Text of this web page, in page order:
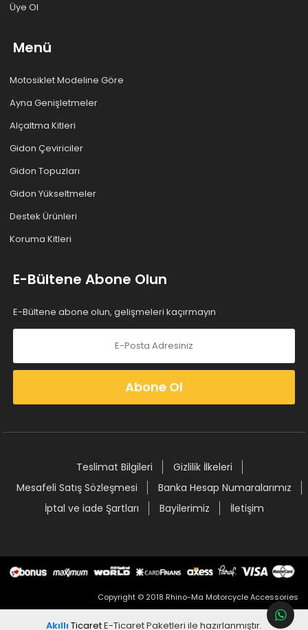
Üye Ol
Menü
Motosiklet Modeline Göre
Ayna Genişletmeler
Alçaltma Kitleri
Gidon Çeviriciler
Gidon Topuzları
Gidon Yükseltmeler
Destek Ürünleri
Koruma Kitleri
E-Bültene Abone Olun
E-Bültene abone olun, gelişmeleri kaçırmayın
Abone Ol
Teslimat Bilgileri
Gizlilik İlkeleri
Mesafeli Satış Sözleşmesi
Banka Hesap Numaralarımız
İptal ve iade Şartları
Bayilerimiz İletişim
Copyright © 2018 Rhino-Ma Motorcycle Accessories
Akıllı TicaretE-Ticaret Paketleri ile hazırlanmıştır.